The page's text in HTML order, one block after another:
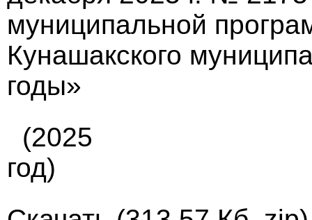
муниципальной
Кунашакского
годы»
(2025
год)